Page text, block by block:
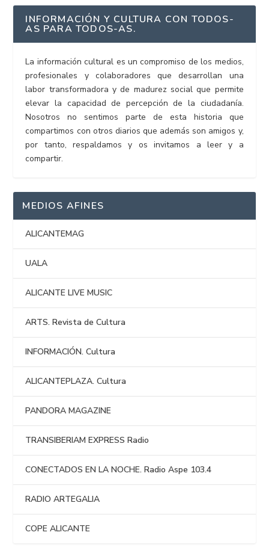
INFORMACIÓN Y CULTURA CON TODOS-
AS PARA TODOS-AS.
La información cultural es un compromiso de los medios,
profesionales y colaboradores que desarrollan una
labor transformadora y de madurez social que permite
elevar la capacidad de percepción de la ciudadanía.
Nosotros no sentimos parte de esta historia que
compartimos con otros diarios que además son amigos y,
por tanto, respaldamos y os invitamos a leer y a
compartir.
MEDIOS AFINES
ALICANTEMAG
UALA
ALICANTE LIVE MUSIC
ARTS. Revista de Cultura
INFORMACIÓN. Cultura
ALICANTEPLAZA. Cultura
PANDORA MAGAZINE
TRANSIBERIAM EXPRESS Radio
CONECTADOS EN LA NOCHE. Radio Aspe 103.4
RADIO ARTEGALIA
COPE ALICANTE